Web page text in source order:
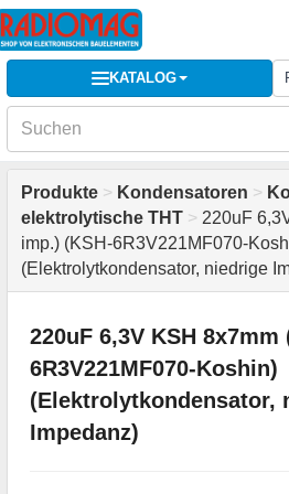
KATALOG
Produkte > Kondensatoren >
elektrolytische THT > 220uF
imp.) (KSH-6R3V221MF070-
(Elektrolytkondensator, niedrige
220uF 6,3V KSH
6R3V221MF070-Koshin)
(Elektrolytkondensator,
Impedanz)